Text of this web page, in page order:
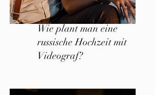
Wie plant man eine
russische Hochzeit mit
Videograf?